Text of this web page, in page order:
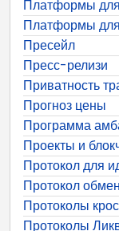
Платформы
Платформы
Пресейл
Пресс-релизи
Приватность
Прогноз цены
Программа
Проекты и
Протокол для
Протокол
Протоколы
Протоколы